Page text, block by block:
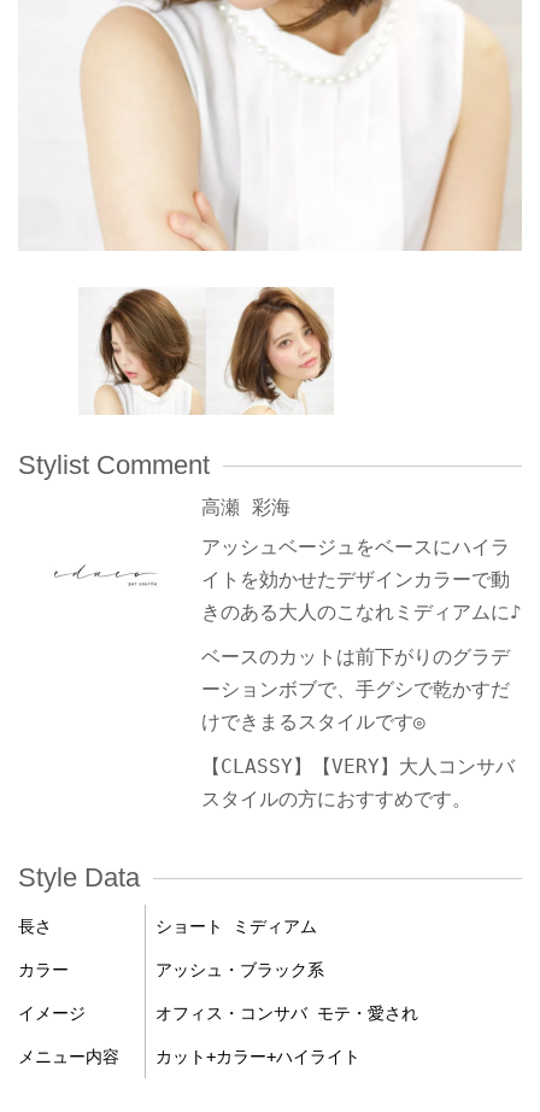
Stylist Comment
高瀬 彩海
アッシュベージュをベースにハイラ
イトを効かせたデザインカラーで動
きのある大人のこなれミディアムに♪
ベースのカットは前下がりのグラデ
ーションボブで、手グシで乾かすだ
けできまるスタイルです◎
【CLASSY】【VERY】大人コンサバ
スタイルの方におすすめです。
Style Data
長さ ショート ミディアム
カラー アッシュ・ブラック系
イメージ オフィス・コンサバ モテ・愛され
メニュー内容 カット+カラー+ハイライト